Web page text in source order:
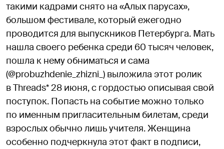
такими кадрами снято на «Алых парусах»,
большом фестивале, который ежегодно
проводится для выпускников Петербурга. Мать
нашла своего ребенка среди 60 тысяч человек,
пошла к нему обниматься и сама
(@probuzhdenie_zhizni_) выложила этот ролик
в Threads* 28 июня, с гордостью описывая свой
поступок. Попасть на событие можно только
по именным пригласительным билетам, среди
взрослых обычно лишь учителя. Женщина
особенно подчеркнула этот факт в подписи,